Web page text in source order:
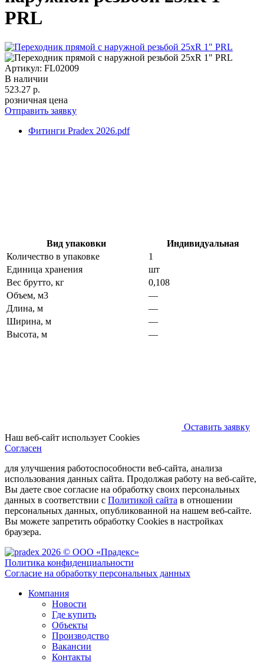
PRL
Артикул: FL02009
В наличии
523.27 р.
розничная цена
Отправить заявку
Фитинги Pradex 2026.pdf
Вид упаковки
Индивидуальная
Количество в упаковке
1
Единица хранения
шт
Вес брутто, кг
0,108
Объем, м3
—
Длина, м
—
Ширина, м
—
Высота, м
—
Оставить заявку
Наш веб-сайт использует Cookies
Согласен
для улучшения работоспособности веб-сайта, анализа
использования данных сайта. Продолжая работу на веб-сайте,
Вы даете свое согласие на обработку своих персональных
данных в соответствии с Политикой сайта в отношении
персональных данных, опубликованной на нашем веб-сайте.
Вы можете запретить обработку Cookies в настройках
браузера.
2026 © ООО «Прадекс»
Политика конфиденциальности
Согласие на обработку персональных данных
Компания
Новости
Где купить
Объекты
Производство
Вакансии
Контакты